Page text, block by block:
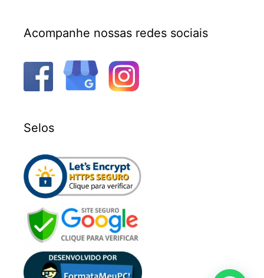
Acompanhe nossas redes sociais
Selos